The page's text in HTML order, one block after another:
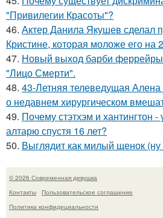
"Привилегии Красоты"?
46. Актер Данила Якушев сделал
Кристине, которая моложе его на
47. Новый выход барби
"Лицо Смерти".
48. 43-Летняя телеведущая
о недавнем хирургическом
49. Почему стэтхэм и хантингтон
алтарю спустя 16 лет?
50. Выглядит как милый щенок (ну
© 2026 Современная девушка
Контакты
Пользовательское соглашение
Политика конфидециальности